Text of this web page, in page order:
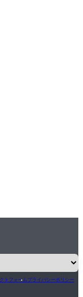
トフォームプライバシーポリシー